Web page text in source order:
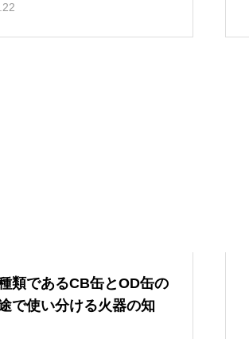
類であるCB缶とOD缶の
で使い分ける火器の知